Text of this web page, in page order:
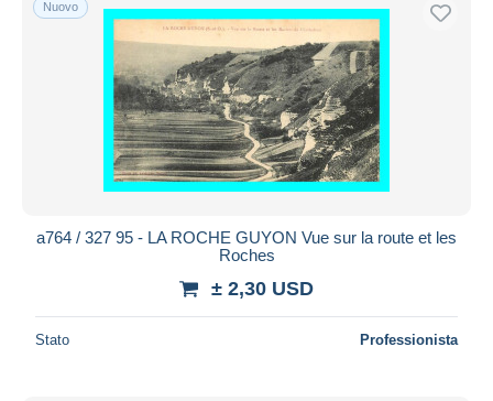
Spedizione gratuita
Metodi di pagamento
PayPal
Bonifico bancario
Visa
Mastercard
iDeal
Residenza del venditore
Nuovo
a764 / 327 95 - LA ROCHE GUYON Vue sur la route et les
Roches
± 2,30 USD
Stato Professionista